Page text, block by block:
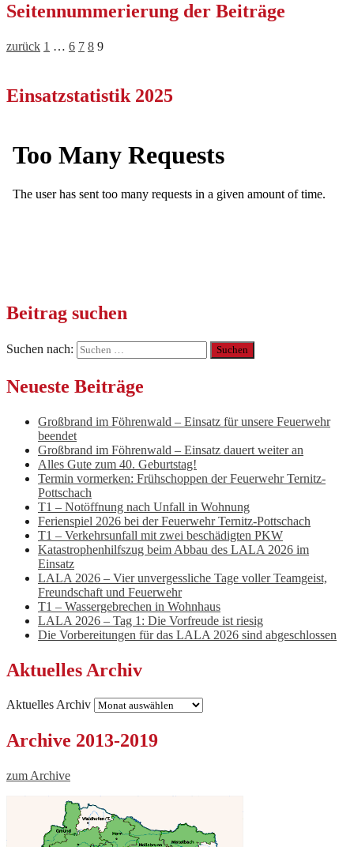
Seitennummerierung der Beiträge
zurück 1 … 6 7 8 9
Einsatzstatistik 2025
Beitrag suchen
Suchen nach:
Neueste Beiträge
Großbrand im Föhrenwald – Einsatz für unsere Feuerwehr
beendet
Großbrand im Föhrenwald – Einsatz dauert weiter an
Alles Gute zum 40. Geburtstag!
Termin vormerken: Frühschoppen der Feuerwehr Ternitz-
Pottschach
T1 – Notöffnung nach Unfall in Wohnung
Ferienspiel 2026 bei der Feuerwehr Ternitz-Pottschach
T1 – Verkehrsunfall mit zwei beschädigten PKW
Katastrophenhilfszug beim Abbau des LALA 2026 im
Einsatz
LALA 2026 – Vier unvergessliche Tage voller Teamgeist,
Freundschaft und Feuerwehr
T1 – Wassergebrechen in Wohnhaus
LALA 2026 – Tag 1: Die Vorfreude ist riesig
Die Vorbereitungen für das LALA 2026 sind abgeschlossen
Aktuelles Archiv
Aktuelles Archiv
Archive 2013-2019
zum Archive